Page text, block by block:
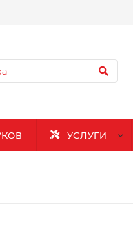
УСЛУГИ